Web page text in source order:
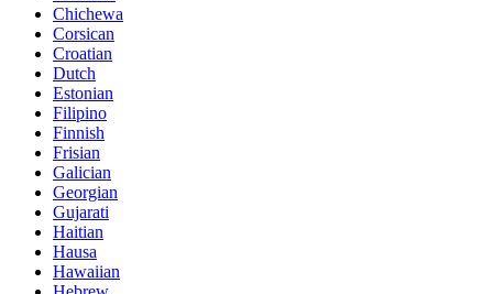
Chichewa
Corsican
Croatian
Dutch
Estonian
Filipino
Finnish
Frisian
Galician
Georgian
Gujarati
Haitian
Hausa
Hawaiian